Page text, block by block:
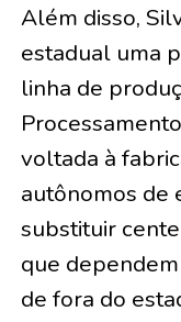
Além disso,
estadual uma
linha de
voltada à
autônomos de
substituir
que
de fora do